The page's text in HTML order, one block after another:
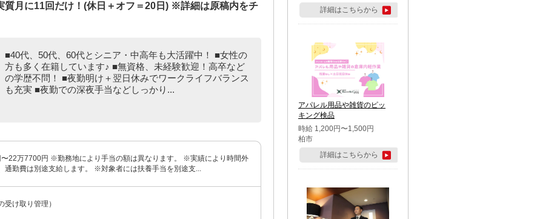
質月に11回だけ！(休日＋オフ＝20日) ※詳細は原稿内をチ
■40代、50代、60代とシニア・中高年も大活躍中！ ■女性の
方も多く在籍しています♪ ■無資格、未経験歓迎！高卒など
の学歴不問！ ■夜勤明け＋翌日休みでワークライフバランス
も充実 ■夜勤での深夜手当などしっかり...
〜22万7700円 ※勤務地により手当の額は異なります。 ※実績により時間外
通勤費は別途支給します。 ※対象者には扶養手当を別途支...
受け取り管理）
詳細はこちらから
アパレル用品や雑貨のピッ
キング検品
時給 1,200円〜1,500円
柏市
詳細はこちらから